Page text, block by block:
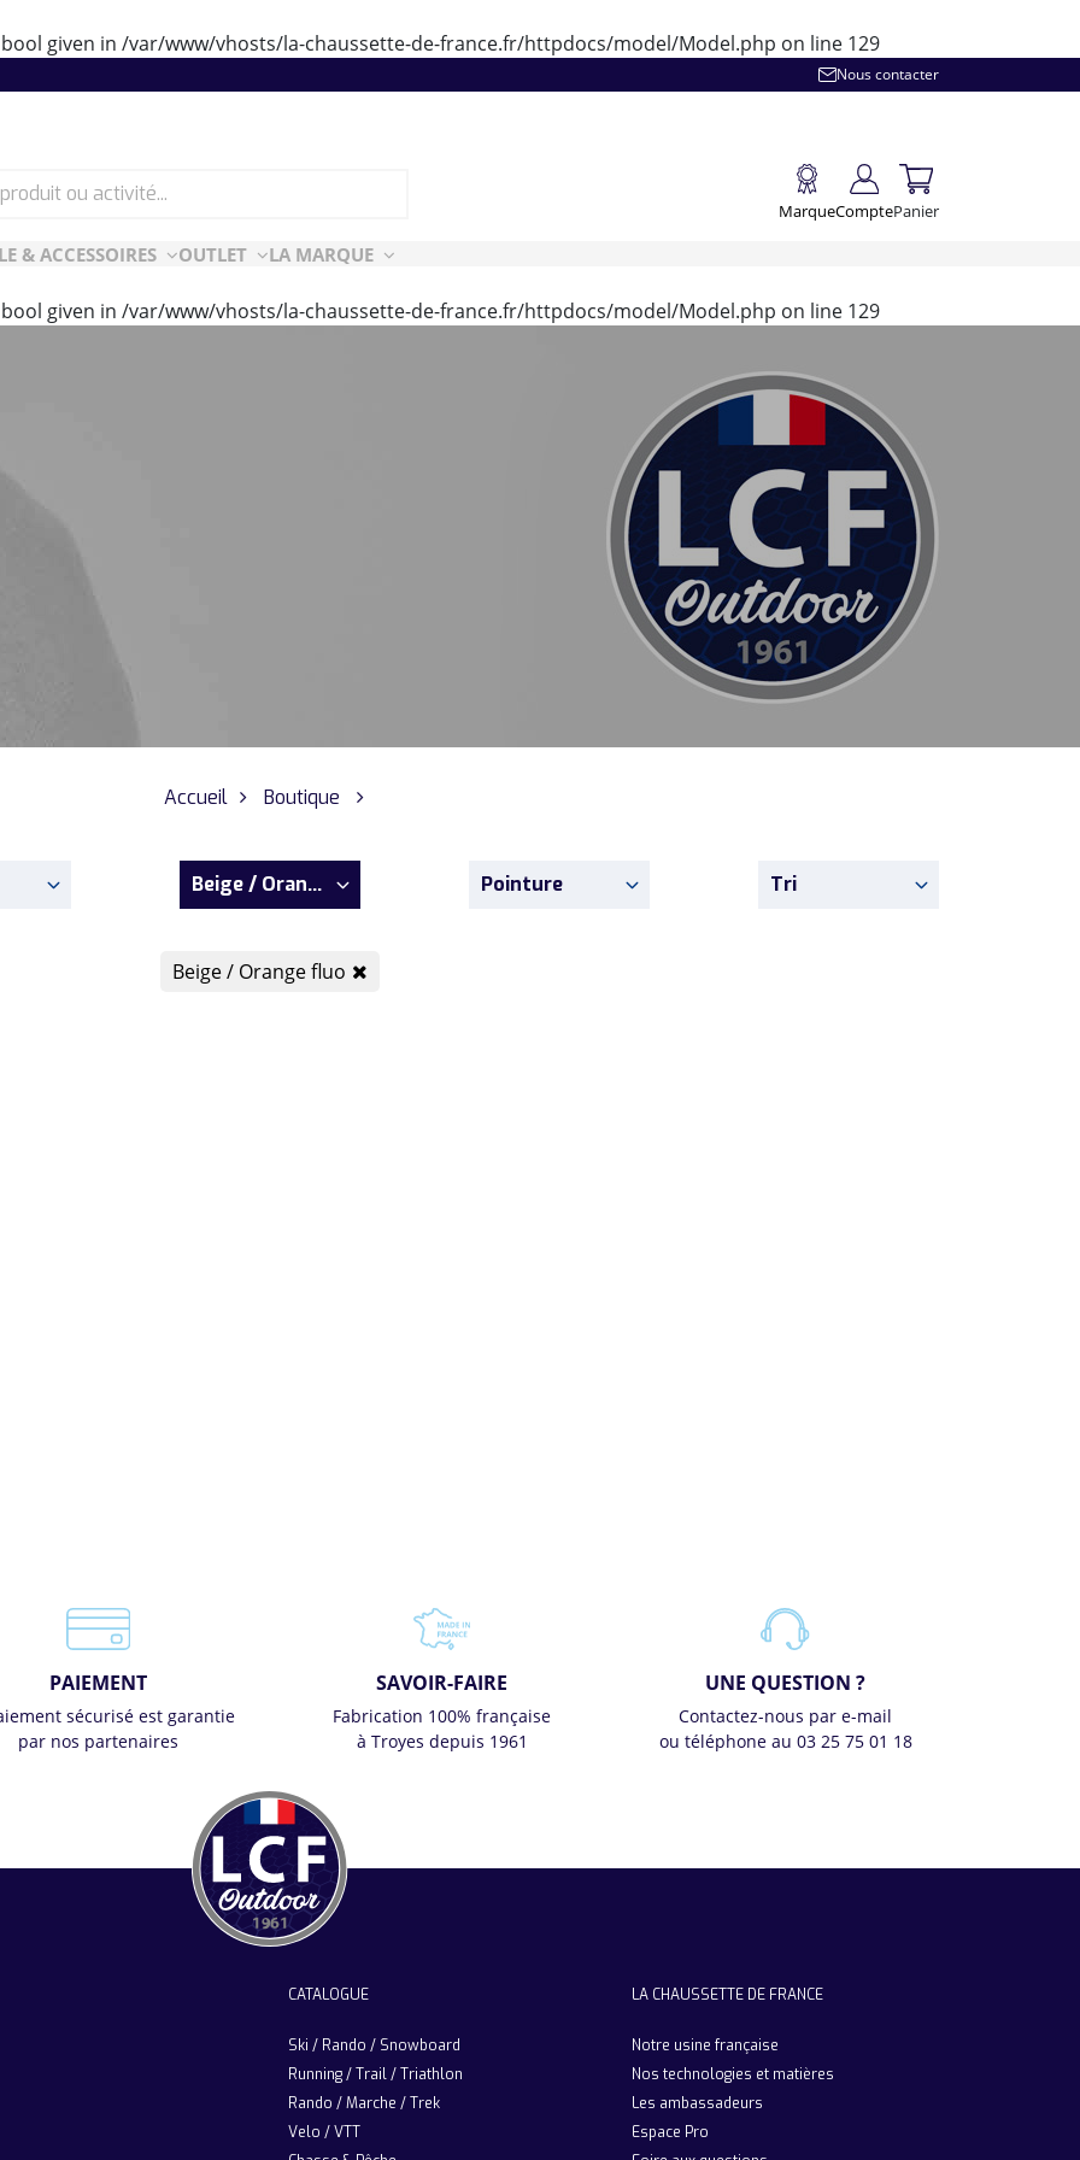
given in /var/www/vhosts/la-chaussette-de-france.fr/httpdocs/model/Model.php on line 129
Nous contacter
MarqueComptePanier
ESSENTIELLES
Style
& ACCESSOIRES OUTLET LA MARQUE
given in /var/www/vhosts/la-chaussette-de-france.fr/httpdocs/model/Model.php on line 129
Accueil Boutique
Beige / Orange fluo Pointure Tri
Beige / Orange fluo
PAIEMENT
sécurisé est garantie
par nos partenaires
SAVOIR-FAIRE
Fabrication 100% française
à Troyes depuis 1961
UNE QUESTION ?
Contactez-nous par e-mail
ou téléphone au 03 25 75 01 18
CATALOGUE
Ski / Rando / Snowboard
Running / Trail / Triathlon
Rando / Marche / Trek
Velo / VTT
LA CHAUSSETTE DE FRANCE
Notre usine française
Nos technologies et matières
Les ambassadeurs
Espace Pro